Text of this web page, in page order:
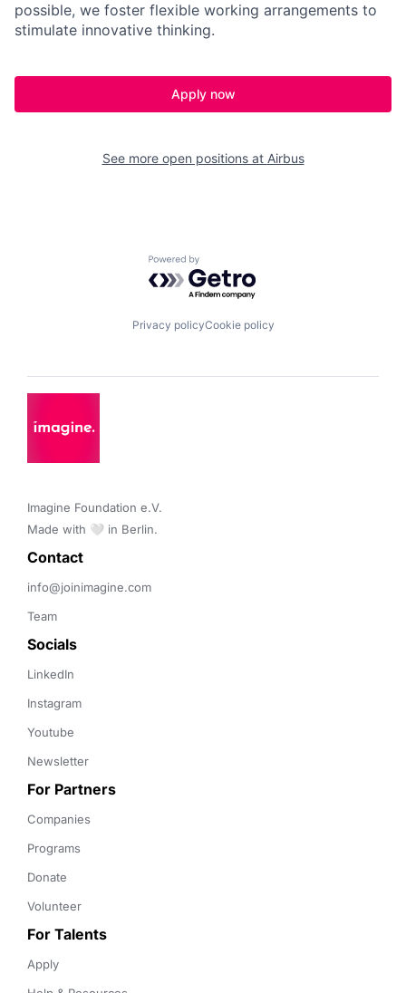
possible, we foster flexible working arrangements to
stimulate innovative thinking.
Apply now
See more open positions at Airbus
Powered by Getro.com
Privacy policyCookie policy
Imagine Foundation e.V.
Made with 🤍 in Berlin.
Contact
info@joinimagine.com
Team
Socials
LinkedIn
Instagram
Youtube
Newsletter
For Partners
Companies
Programs
Donate
Volunteer
For Talents
Apply